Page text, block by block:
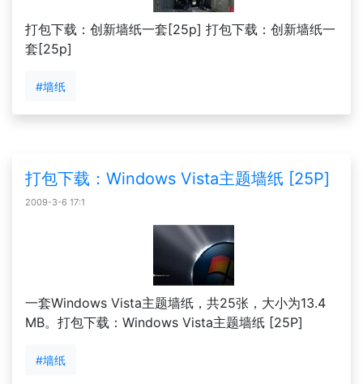
打包下载：创新墙纸一套[25p] 打包下载：创新墙纸一
套[25p]
#墙纸
打包下载：Windows Vista主题墙纸 [25P]
2009-3-6 17:1
一套Windows Vista主题墙纸，共25张，大小为13.4
MB。打包下载：Windows Vista主题墙纸 [25P]
#墙纸